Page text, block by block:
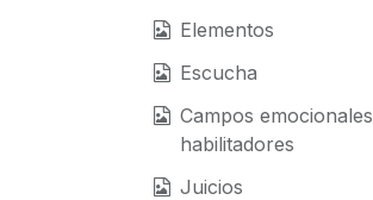
Elementos
Escucha
Campos emocionales
habilitadores
Juicios